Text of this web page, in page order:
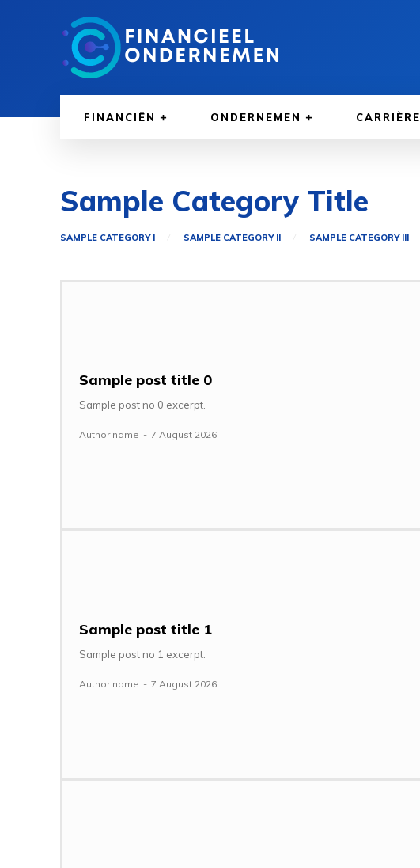
FINANCIËN ONDERNEMEN CARRIÈRE
Sample Category Title
SAMPLE CATEGORY I SAMPLE CATEGORY II SAMPLE CATEGORY III
Sample post title 0
Sample post no 0 excerpt.
Author name - 7 August 2026
Sample post title 1
Sample post no 1 excerpt.
Author name - 7 August 2026